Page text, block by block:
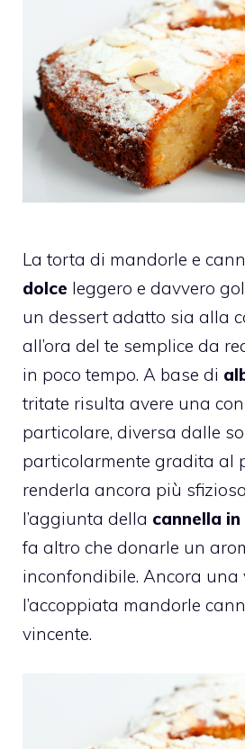
La torta di mandorle e
dolce leggero e davvero
un dessert adatto sia alla
all’ora del te semplice da
in poco tempo. A base di
tritate risulta avere una
particolare, diversa dalle
particolarmente gradita al
renderla ancora più
l’aggiunta della cannella
fa altro che donarle un
inconfondibile. Ancora una
l’accoppiata mandorle
vincente.